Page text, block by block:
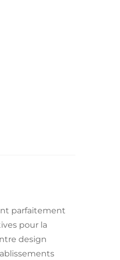
parfaitement
pour la
design